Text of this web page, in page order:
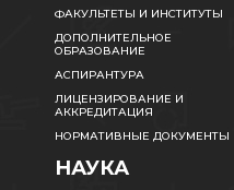
ФАКУЛЬТЕТЫ И ИНСТИТУТЫ
ДОПОЛНИТЕЛЬНОЕ
ОБРАЗОВАНИЕ
АСПИРАНТУРА
ЛИЦЕНЗИРОВАНИЕ И
АККРЕДИТАЦИЯ
НОРМАТИВНЫЕ ДОКУМЕНТЫ
НАУКА